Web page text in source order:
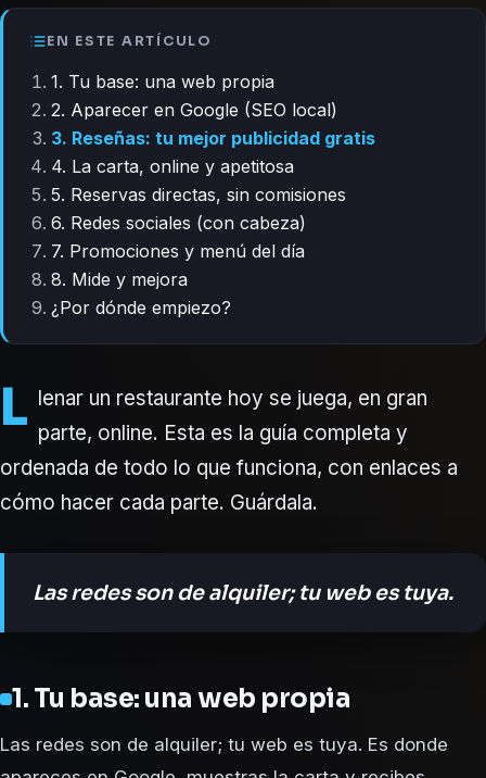
EN ESTE ARTÍCULO
1. Tu base: una web propia
2. Aparecer en Google (SEO local)
3. Reseñas: tu mejor publicidad gratis
4. La carta, online y apetitosa
5. Reservas directas, sin comisiones
6. Redes sociales (con cabeza)
7. Promociones y menú del día
8. Mide y mejora
¿Por dónde empiezo?
L lenar un restaurante hoy se juega, en gran
parte, online. Esta es la guía completa y
ordenada de todo lo que funciona, con enlaces a
cómo hacer cada parte. Guárdala.
Las redes son de alquiler; tu web es tuya.
1. Tu base: una web propia
Las redes son de alquiler; tu web es tuya. Es donde